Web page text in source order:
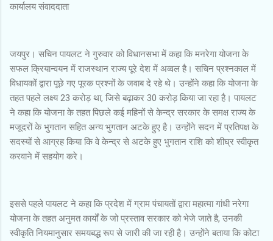
कार्यालय संवाददाता
जयपुर। सचिन पायलट ने गुरुवार को विधानसभा में कहा कि मनरेगा योजना के
सफल क्रियान्वयन में राजस्थान राज्य पूरे देश में अव्वल है। सचिन प्रश्नकाल में
विधायकों द्वारा पूछे गए पूरक प्रश्नों के जवाब दे रहे थे। उन्होंने कहा कि योजना के
तहत पहले लक्ष्य 23 करोड़ था, जिसे बढ़ाकर 30 करोड़ किया जा रहा है। पायलट
ने कहा कि योजना के तहत पिछले कई महिनों से केन्द्र सरकार के समक्ष राज्य के
मजूदरों के भुगतान सहित अन्य भुगतान अटके हुए है। उन्होंने सदन में प्रतिपक्ष के
सदस्यों से आग्रह किया कि वे केन्द्र से अटके हुए भुगतान राशि को शीघ्र स्वीकृत
करवाने में सहयोग करे।
इससे पहले पायलट ने कहा कि प्रदेश में ग्राम पंचायतों द्वारा महात्मा गांधी नरेगा
योजना के तहत अनुमत कार्यों के जो प्रस्ताव सरकार को भेजे जाते है, उनकी
स्वीकृति नियमानुसार समयबद्ध रूप से जारी की जा रही है। उन्होंने बताया कि कोटा